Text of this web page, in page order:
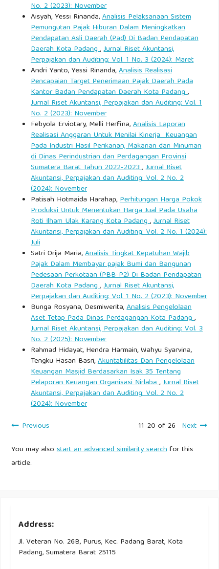
No. 2 (2023): November
Aisyah, Yessi Rinanda,Analisis Pelaksanaan Sistem
Pemungutan Pajak Hiburan Dalam Meningkatkan
Pendapatan Asli Daerah (Pad) Di Badan Pendapatan
Daerah Kota Padang,Jurnal Riset Akuntansi,
Perpajakan dan Auditing: Vol. 1 No. 3 (2024): Maret
Andri Yanto, Yessi Rinanda,Analisis Realisasi
Pencapaian Target Penerimaan Pajak Daerah Pada
Kantor Badan Pendapatan Daerah Kota Padang,
Jurnal Riset Akuntansi, Perpajakan dan Auditing: Vol. 1
No. 2 (2023): November
Febyola Erviotary, Melli Herfina,Analisis Laporan
Realisasi Anggaran Untuk Menilai Kinerja Keuangan
Pada Industri Hasil Perikanan, Makanan dan Minuman
di Dinas Perindustrian dan Perdagangan Provinsi
Sumatera Barat Tahun 2022-2023,Jurnal Riset
Akuntansi, Perpajakan dan Auditing: Vol. 2 No. 2
(2024): November
Patisah Hotmaida Harahap,Perhitungan Harga Pokok
Produksi Untuk Menentukan Harga Jual Pada Usaha
Roti Ilham Ulak Karang Kota Padang,Jurnal Riset
Akuntansi, Perpajakan dan Auditing: Vol. 2 No. 1 (2024):
Juli
Satri Orija Maria,Analisis Tingkat Kepatuhan Wajib
Pajak Dalam Membayar pajak Bumi dan Bangunan
Pedesaan Perkotaan (PBB-P2) Di Badan Pendapatan
Daerah Kota Padang,Jurnal Riset Akuntansi,
Perpajakan dan Auditing: Vol. 1 No. 2 (2023): November
Bunga Rosyana, Desmiwerita,Analisis Pengelolaan
Aset Tetap Pada Dinas Perdagangan Kota Padang,
Jurnal Riset Akuntansi, Perpajakan dan Auditing: Vol. 3
No. 2 (2025): November
Rahmad Hidayat, Hendra Harmain, Wahyu Syarvina,
Tengku Hasan Basri,Akuntabilitas Dan Pengelolaan
Keuangan Masjid Berdasarkan Isak 35 Tentang
Pelaporan Keuangan Organisasi Nirlaba,Jurnal Riset
Akuntansi, Perpajakan dan Auditing: Vol. 2 No. 2
(2024): November
Previous
11-20 of 26 Next
You may alsostart an advanced similarity searchfor this
article.
Address:
Jl. Veteran No. 26B, Purus, Kec. Padang Barat, Kota
Padang, Sumatera Barat 25115